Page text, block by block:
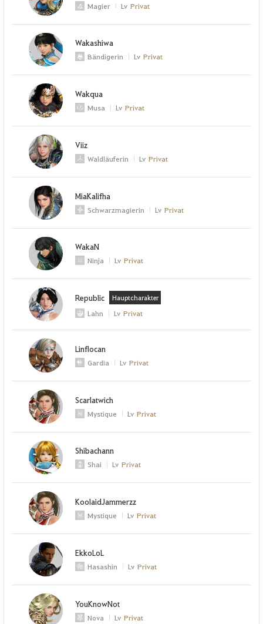
Magier Lv Privat
Wakashiwa
Bändigerin Lv Privat
Wakqua
Musa Lv Privat
Viiz
Waldläuferin Lv Privat
MiaKalifha
Schwarzmagierin Lv Privat
WakaN
Ninja Lv Privat
Republic Hauptcharakter
Lahn Lv Privat
Linflocan
Gardia Lv Privat
Scarlatwich
Mystique Lv Privat
Shibachann
Shai Lv Privat
KoolaidJammerzz
Mystique Lv Privat
EkkoLoL
Hasashin Lv Privat
YouKnowNot
Nova Lv Privat